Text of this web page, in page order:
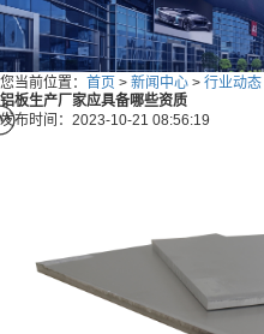
您当前位置： 首页 > 新闻中心 > 行业动态
铝板生产厂家应具备哪些资质
发布时间：2023-10-21 08:56:19